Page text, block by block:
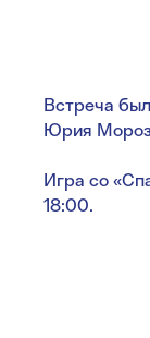
Встреча
Юрия
Игра со
18:00.